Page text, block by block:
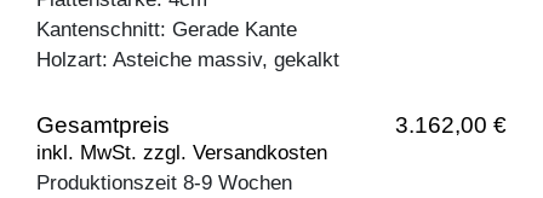
Kantenschnitt: Gerade Kante
Holzart: Asteiche massiv, gekalkt
Gesamtpreis 3.162,00 €
inkl. MwSt. zzgl. Versandkosten
Produktionszeit 8-9 Wochen